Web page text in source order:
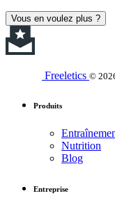
Vous en voulez plus ?
Freeletics ©
Produits
Nutrition
Blog
Entreprise